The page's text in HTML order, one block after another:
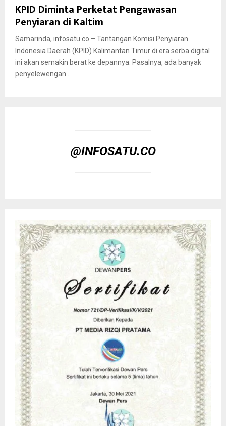
KPID Diminta Perketat Pengawasan
Penyiaran di Kaltim
Samarinda, infosatu.co – Tantangan Komisi Penyiaran
Indonesia Daerah (KPID) Kalimantan Timur di era serba digital
ini akan semakin berat ke depannya. Pasalnya, ada banyak
penyelewengan...
@INFOSATU.CO